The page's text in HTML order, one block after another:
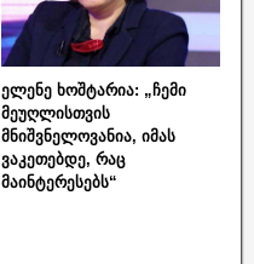
ელენე ხოშტარია: „ჩემი
მეუღლისთვის
მნიშვნელოვანია, იმას
ვაკეთებდე, რაც
მაინტერესებს“